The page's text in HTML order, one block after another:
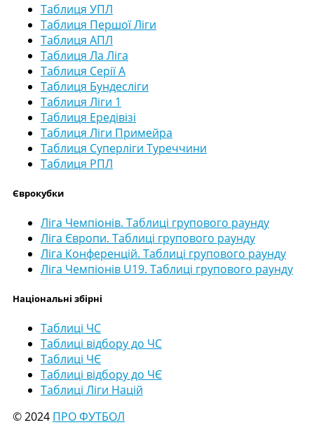
Таблиця УПЛ
Таблиця Першої Ліги
Таблиця АПЛ
Таблиця Ла Ліга
Таблиця Серії А
Таблиця Бундесліги
Таблиця Ліги 1
Таблиця Ередівізі
Таблиця Ліги Примейра
Таблиця Суперліги Туреччини
Таблиця РПЛ
Єврокубки
Ліга Чемпіонів. Таблиці групового раунду
Ліга Європи. Таблиці групового раунду
Ліга Конференцій. Таблиці групового раунду
Ліга Чемпіонів U19. Таблиці групового раунду
Національні збірні
Таблиці ЧС
Таблиці відбору до ЧС
Таблиці ЧЄ
Таблиці відбору до ЧЄ
Таблиці Ліги Націй
© 2024 ПРО ФУТБОЛ